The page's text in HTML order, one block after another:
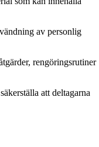
av personlig
rengöringsrutiner
att deltagarna